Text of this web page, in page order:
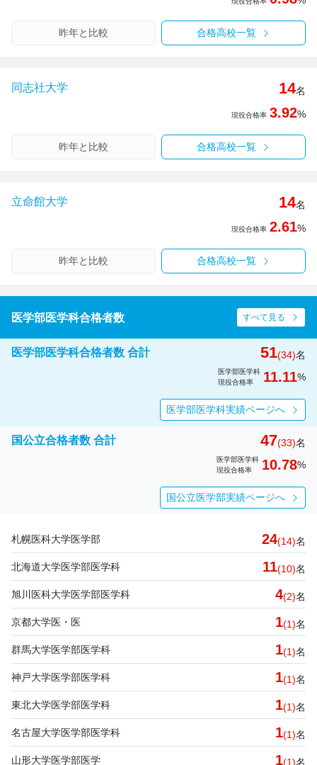
昨年と比較 合格高校一覧
同志社大学 14名
現役合格率 3.92%
昨年と比較 合格高校一覧
立命館大学 14名
現役合格率 2.61%
昨年と比較 合格高校一覧
医学部医学科合格者数 すべて見る
医学部医学科合格者数 合計 51(34)名
医学部医学科
現役合格率
11.11%
医学部医学科実績ページへ
国公立合格者数 合計 47(33)名
医学部医学科
現役合格率
10.78%
国公立医学部実績ページへ
札幌医科大学医学部 24(14)名
北海道大学医学部医学科 11(10)名
旭川医科大学医学部医学科 4(2)名
京都大学医・医 1(1)名
群馬大学医学部医学科 1(1)名
神戸大学医学部医学科 1(1)名
東北大学医学部医学科 1(1)名
名古屋大学医学部医学科 1(1)名
山形大学医学部医学 1(1)名